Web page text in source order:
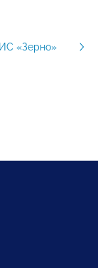
«Зерно»